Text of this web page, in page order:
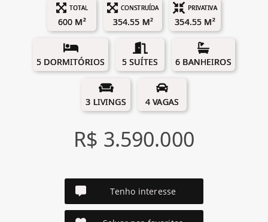
TOTAL
600 M²
CONSTRUÍDA
354.55 M²
PRIVATIVA
354.55 M²
5 DORMITÓRIOS 5 SUÍTES 6 BANHEIROS
3 LIVINGS 4 VAGAS
R$ 3.590.000
Tenho interesse